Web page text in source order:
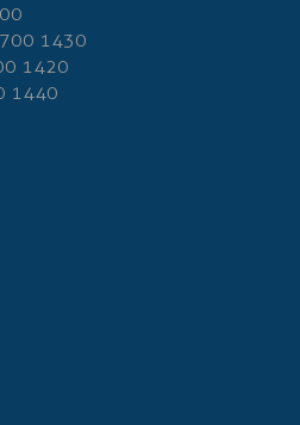
1430
1420
1440